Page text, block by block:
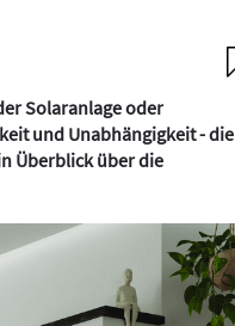
Solaranlage oder
und Unabhängigkeit - die
Überblick über die